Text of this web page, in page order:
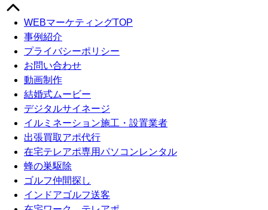
WEBマーケティングTOP
事例紹介
プライバシーポリシー
お問い合わせ
動画制作
結婚式ムービー
デジタルサイネージ
イルミネーション施工・設置業者
出張買取アポ代行
在宅テレアポ専用パソコンレンタル
蜂の巣駆除
ゴルフ仲間探し
インドアゴルフ送客